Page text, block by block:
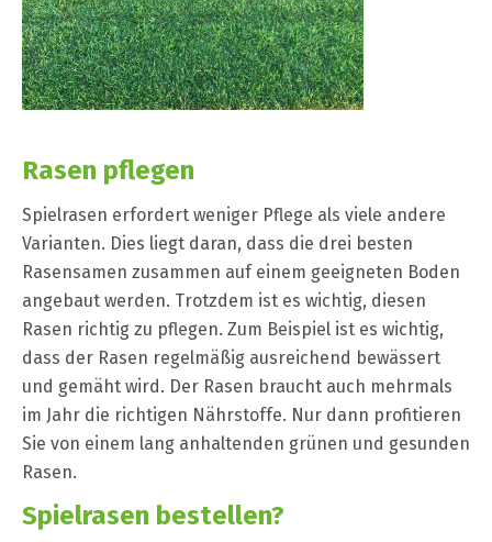
Rasen pflegen
Spielrasen erfordert weniger Pflege als viele andere
Varianten. Dies liegt daran, dass die drei besten
Rasensamen zusammen auf einem geeigneten Boden
angebaut werden. Trotzdem ist es wichtig, diesen
Rasen richtig zu pflegen. Zum Beispiel ist es wichtig,
dass der Rasen regelmäßig ausreichend bewässert
und gemäht wird. Der Rasen braucht auch mehrmals
im Jahr die richtigen Nährstoffe. Nur dann profitieren
Sie von einem lang anhaltenden grünen und gesunden
Rasen.
Spielrasen bestellen?